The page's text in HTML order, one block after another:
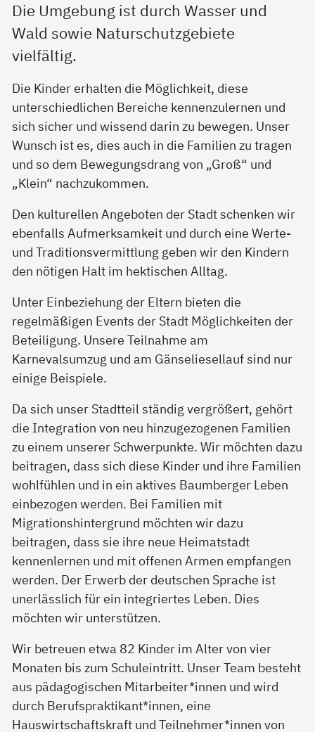
Die Umgebung ist durch Wasser und
Wald sowie Naturschutzgebiete
vielfältig.
Die Kinder erhalten die Möglichkeit, diese
unterschiedlichen Bereiche kennenzulernen und
sich sicher und wissend darin zu bewegen. Unser
Wunsch ist es, dies auch in die Familien zu tragen
und so dem Bewegungsdrang von „Groß“ und
„Klein“ nachzukommen.
Den kulturellen Angeboten der Stadt schenken wir
ebenfalls Aufmerksamkeit und durch eine Werte-
und Traditionsvermittlung geben wir den Kindern
den nötigen Halt im hektischen Alltag.
Unter Einbeziehung der Eltern bieten die
regelmäßigen Events der Stadt Möglichkeiten der
Beteiligung. Unsere Teilnahme am
Karnevalsumzug und am Gänseliesellauf sind nur
einige Beispiele.
Da sich unser Stadtteil ständig vergrößert, gehört
die Integration von neu hinzugezogenen Familien
zu einem unserer Schwerpunkte. Wir möchten dazu
beitragen, dass sich diese Kinder und ihre Familien
wohlfühlen und in ein aktives Baumberger Leben
einbezogen werden. Bei Familien mit
Migrationshintergrund möchten wir dazu
beitragen, dass sie ihre neue Heimatstadt
kennenlernen und mit offenen Armen empfangen
werden. Der Erwerb der deutschen Sprache ist
unerlässlich für ein integriertes Leben. Dies
möchten wir unterstützen.
Wir betreuen etwa 82 Kinder im Alter von vier
Monaten bis zum Schuleintritt. Unser Team besteht
aus pädagogischen Mitarbeiter*innen und wird
durch Berufspraktikant*innen, eine
Hauswirtschaftskraft und Teilnehmer*innen von